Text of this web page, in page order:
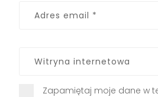
Zapamiętaj moje dane w